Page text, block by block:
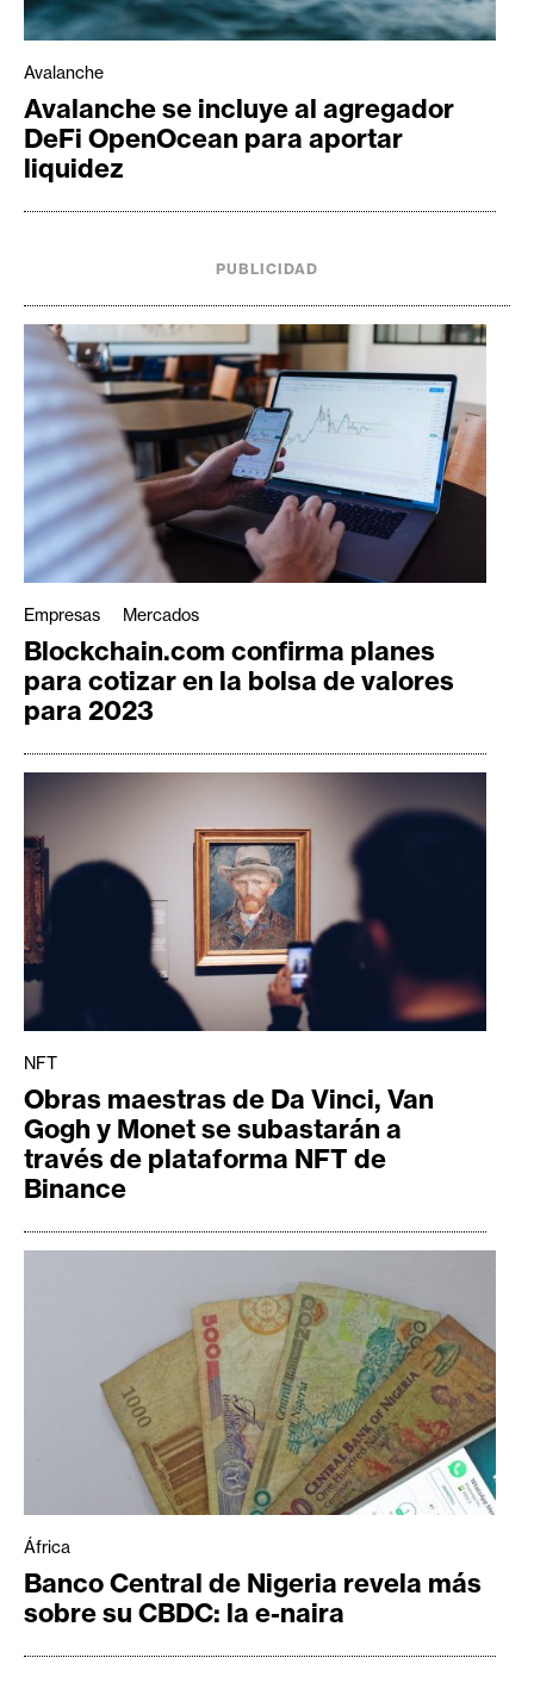
Avalanche
Avalanche se incluye al agregador
DeFi OpenOcean para aportar
liquidez
PUBLICIDAD
Empresas Mercados
Blockchain.com confirma planes
para cotizar en la bolsa de valores
para 2023
NFT
Obras maestras de Da Vinci, Van
Gogh y Monet se subastarán a
través de plataforma NFT de
Binance
África
Banco Central de Nigeria revela más
sobre su CBDC: la e-naira